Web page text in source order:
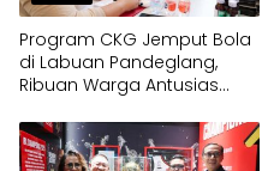
Program CKG Jemput Bola
di Labuan Pandeglang,
Ribuan Warga Antusias